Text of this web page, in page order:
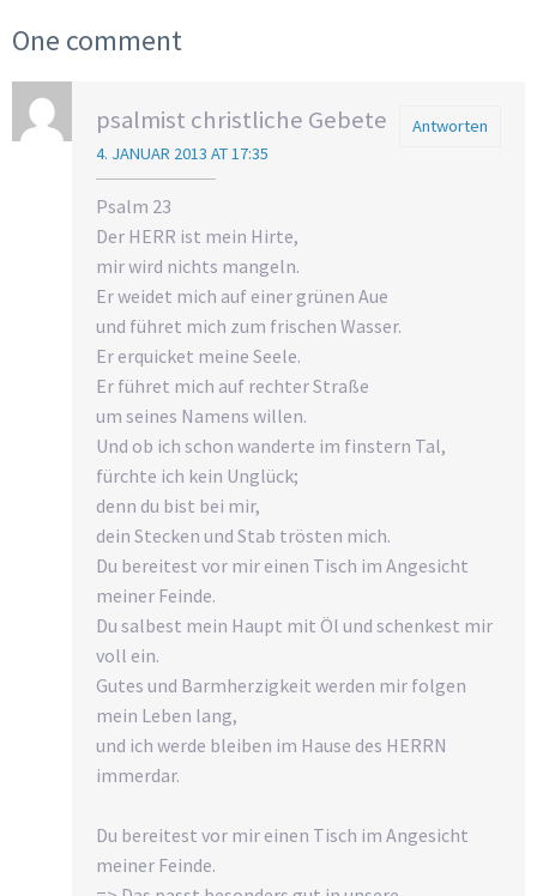
One comment
Antworten
psalmist christliche Gebete
4. JANUAR 2013 AT 17:35
Psalm 23
Der HERR ist mein Hirte,
mir wird nichts mangeln.
Er weidet mich auf einer grünen Aue
und führet mich zum frischen Wasser.
Er erquicket meine Seele.
Er führet mich auf rechter Straße
um seines Namens willen.
Und ob ich schon wanderte im finstern Tal,
fürchte ich kein Unglück;
denn du bist bei mir,
dein Stecken und Stab trösten mich.
Du bereitest vor mir einen Tisch im Angesicht
meiner Feinde.
Du salbest mein Haupt mit Öl und schenkest mir
voll ein.
Gutes und Barmherzigkeit werden mir folgen
mein Leben lang,
und ich werde bleiben im Hause des HERRN
immerdar.
Du bereitest vor mir einen Tisch im Angesicht
meiner Feinde.